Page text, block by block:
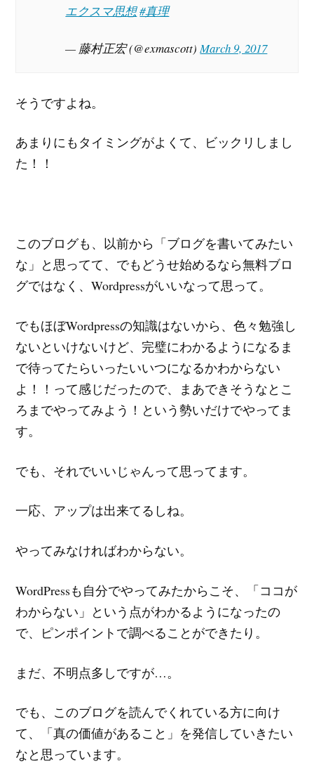
エクスマ思想#真理
— 藤村正宏 (@exmascott)March 9, 2017
そうですよね。
あまりにもタイミングがよくて、ビックリしまし
た！！
このブログも、以前から「ブログを書いてみたい
な」と思ってて、でもどうせ始めるなら無料ブロ
グではなく、Wordpressがいいなって思って。
でもほぼWordpressの知識はないから、色々勉強し
ないといけないけど、完璧にわかるようになるま
で待ってたらいったいいつになるかわからない
よ！！って感じだったので、まあできそうなとこ
ろまでやってみよう！という勢いだけでやってま
す。
でも、それでいいじゃんって思ってます。
一応、アップは出来てるしね。
やってみなければわからない。
WordPressも自分でやってみたからこそ、「ココが
わからない」という点がわかるようになったの
で、ピンポイントで調べることができたり。
まだ、不明点多しですが…。
でも、このブログを読んでくれている方に向け
て、「真の価値があること」を発信していきたい
なと思っています。